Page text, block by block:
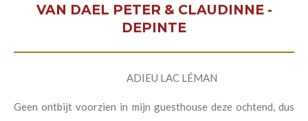
VAN DAEL PETER & CLAUDINNE -
DEPINTE
ADIEU LAC LÉMAN
Geen ontbijt voorzien in mijn guesthouse deze ochtend, dus